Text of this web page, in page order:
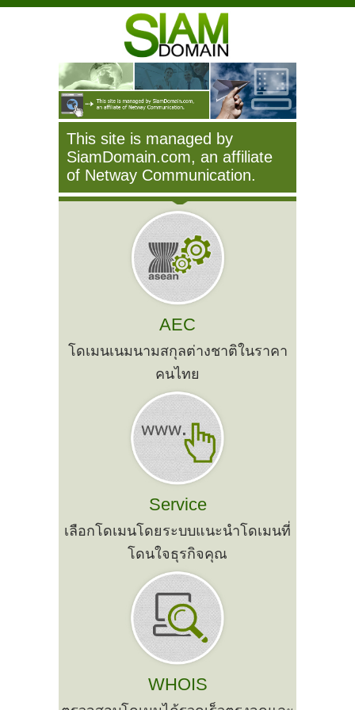
This site is managed by
SiamDomain.com, an affiliate
of Netway Communication.
AEC
โดเมนเนมนามสกุลต่างชาติในราคา
คนไทย
Service
เลือกโดเมนโดยระบบแนะนำโดเมนที่
โดนใจธุรกิจคุณ
WHOIS